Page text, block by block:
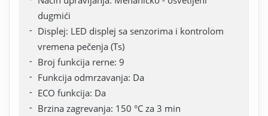
dugmići
Displej: LED displej sa senzorima i kontrolom
vremena pečenja (Ts)
Broj funkcija rerne: 9
Funkcija odmrzavanja: Da
ECO funkcija: Da
Brzina zagrevanja: 150 °C za 3 min